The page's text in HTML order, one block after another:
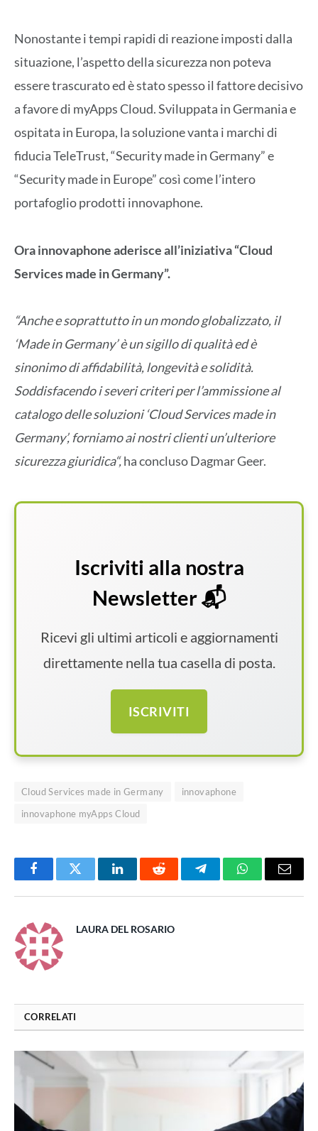
Nonostante i tempi rapidi di reazione imposti dalla
situazione, l’aspetto della sicurezza non poteva
essere trascurato ed è stato spesso il fattore decisivo
a favore di myApps Cloud. Sviluppata in Germania e
ospitata in Europa, la soluzione vanta i marchi di
fiducia TeleTrust, “Security made in Germany” e
“Security made in Europe” così come l’intero
portafoglio prodotti innovaphone.
Ora innovaphone aderisce all’iniziativa “Cloud
Services made in Germany”.
“Anche e soprattutto in un mondo globalizzato, il
‘Made in Germany’ è un sigillo di qualità ed è
sinonimo di affidabilità, longevità e solidità.
Soddisfacendo i severi criteri per l’ammissione al
catalogo delle soluzioni ‘Cloud Services made in
Germany’, forniamo ai nostri clienti un’ulteriore
sicurezza giuridica“,ha concluso Dagmar Geer.
Iscriviti alla nostra
Newsletter 📬
Ricevi gli ultimi articoli e aggiornamenti
direttamente nella tua casella di posta.
ISCRIVITI
Cloud Services made in Germany
innovaphone
innovaphone myApps Cloud
FacebookTwitter LinkedInReddit TelegramWhatsAppEmail
LAURA DEL ROSARIO
CORRELATI